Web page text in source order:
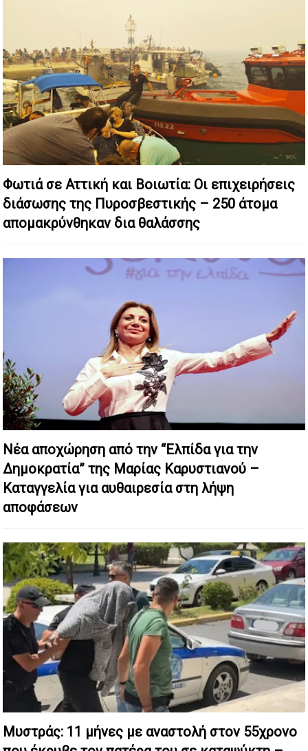
Φωτιά σε Αττική και Βοιωτία: Οι επιχειρήσεις
διάσωσης της Πυροσβεστικής – 250 άτομα
απομακρύνθηκαν δια θαλάσσης
Νέα αποχώρηση από την “Ελπίδα για την
Δημοκρατία” της Μαρίας Καρυστιανού –
Καταγγελία για αυθαιρεσία στη λήψη
αποφάσεων
Μυστράς: 11 μήνες με αναστολή στον 55χρονο